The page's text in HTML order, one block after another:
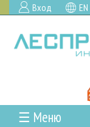
Вход EN
☰ Меню